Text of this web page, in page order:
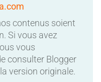
contenus soient
Si vous avez
vous
consulter Blogger
version originale.